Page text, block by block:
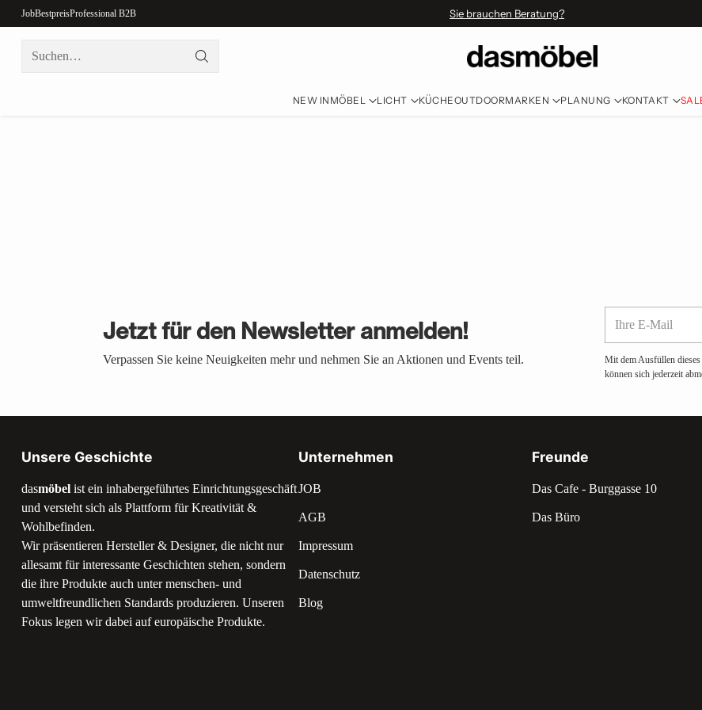
JobBestpreisProfessional B2B Sie brauchen Beratung?
Suchen…
NEW IN MÖBEL LICHT KÜCHEOUTDOORMARKEN PLANUNG KONTAKT
Jetzt für den Newsletter anmelden!
Verpassen Sie keine Neuigkeiten mehr und nehmen Sie an Aktionen und Events teil.
Mail
Mit dem Ausfüllen
können sich jederzeit
Unsere Geschichte
dasmöbel ist ein inhabergeführtes Einrichtungsgeschäft
und versteht sich als Plattform für Kreativität &
Wohlbefinden.
Wir präsentieren Hersteller & Designer, die nicht nur
allesamt für interessante Geschichten stehen, sondern
die ihre Produkte auch unter menschen- und
umweltfreundlichen Standards produzieren. Unseren
Fokus legen wir dabei auf europäische Produkte.
Unternehmen
JOB
AGB
Impressum
Datenschutz
Blog
Freunde
Das Cafe - Burggasse 10
Das Büro